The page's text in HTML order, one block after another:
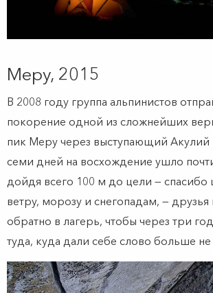
Меру, 2015
В 2008 году группа альпинистов
покорение одной из сложнейших
пик Меру через выступающий Акулий
семи дней на восхождение ушло
дойдя всего 100 м до цели —
ветру, морозу и снегопадам, —
обратно в лагерь, чтобы через три
туда, куда дали себе слово больше